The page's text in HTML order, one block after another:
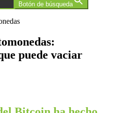
Botón de búsqueda
puede vaciar